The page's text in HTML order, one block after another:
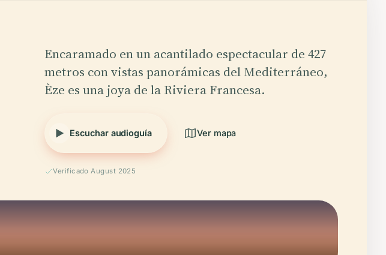
Encaramado en un acantilado espectacular de 427
metros con vistas panorámicas del Mediterráneo,
Èze es una joya de la Riviera Francesa.
Escuchar audioguía Ver mapa
Verificado August 2025